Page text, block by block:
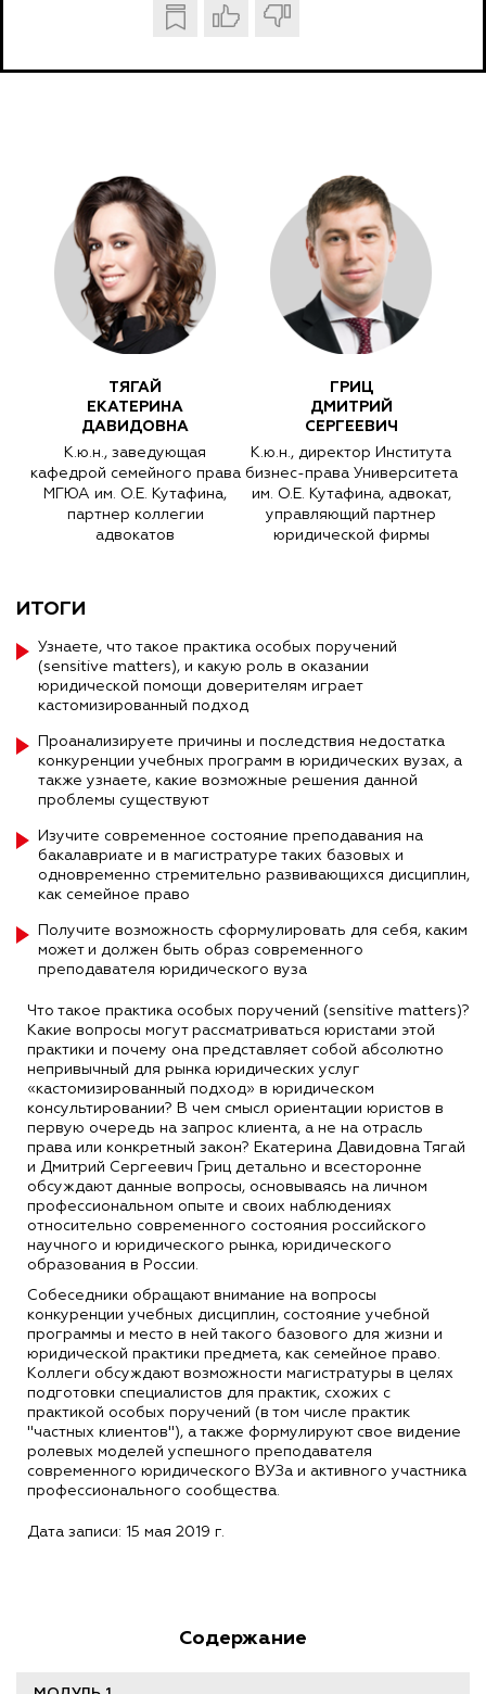
ТЯГАЙ
ЕКАТЕРИНА
ДАВИДОВНА
К.ю.н., заведующая
кафедрой семейного права
МГЮА им. О.Е. Кутафина,
партнер коллегии
адвокатов
ГРИЦ
ДМИТРИЙ
СЕРГЕЕВИЧ
К.ю.н., директор Института
бизнес-права Университета
им. О.Е. Кутафина, адвокат,
управляющий партнер
юридической фирмы
ИТОГИ
Узнаете, что такое практика особых поручений
(sensitive matters), и какую роль в оказании
юридической помощи доверителям играет
кастомизированный подход
Проанализируете причины и последствия недостатка
конкуренции учебных программ в юридических вузах, а
также узнаете, какие возможные решения данной
проблемы существуют
Изучите современное состояние преподавания на
бакалавриате и в магистратуре таких базовых и
одновременно стремительно развивающихся дисциплин,
как семейное право
Получите возможность сформулировать для себя, каким
может и должен быть образ современного
преподавателя юридического вуза
Что такое практика особых поручений (sensitive matters)?
Какие вопросы могут рассматриваться юристами этой
практики и почему она представляет собой абсолютно
непривычный для рынка юридических услуг
«кастомизированный подход» в юридическом
консультировании? В чем смысл ориентации юристов в
первую очередь на запрос клиента, а не на отрасль
права или конкретный закон? Екатерина Давидовна Тягай
и Дмитрий Сергеевич Гриц детально и всесторонне
обсуждают данные вопросы, основываясь на личном
профессиональном опыте и своих наблюдениях
относительно современного состояния российского
научного и юридического рынка, юридического
образования в России.
Собеседники обращают внимание на вопросы
конкуренции учебных дисциплин, состояние учебной
программы и место в ней такого базового для жизни и
юридической практики предмета, как семейное право.
Коллеги обсуждают возможности магистратуры в целях
подготовки специалистов для практик, схожих с
практикой особых поручений (в том числе практик
"частных клиентов"), а также формулируют свое видение
ролевых моделей успешного преподавателя
современного юридического ВУЗа и активного участника
профессионального сообщества.
Дата записи: 15 мая 2019 г.
Содержание